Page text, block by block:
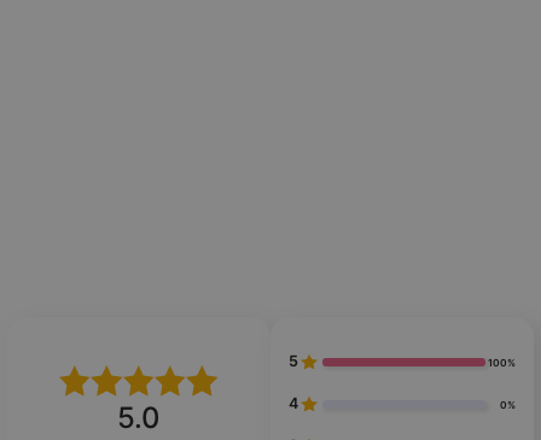
5.0
5 100%
4 0%